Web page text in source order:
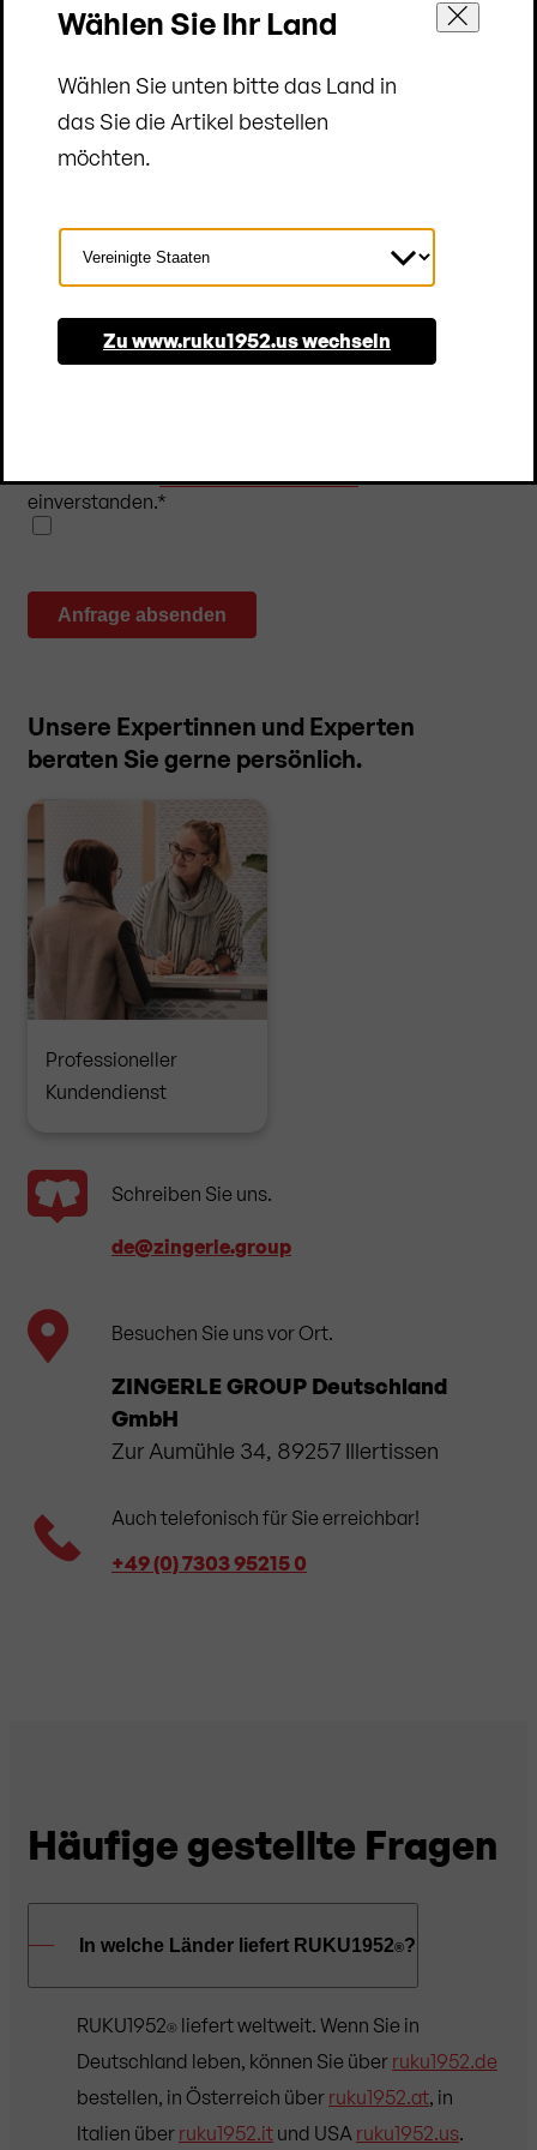
Unsere Expertinnen und Experten
beraten Sie gerne persönlich.
Professioneller
Kundendienst
Schreiben Sie uns.
de​@zingerle.group
Besuchen Sie uns vor Ort.
ZINGERLE GROUP Deutschland
GmbH
Zur Aumühle 34, 89257 Illertissen
Auch telefonisch für Sie erreichbar!
+49 (0) 7303 95215 0
Zum Newsletter anmelden
Abonnieren Sie unseren Newsletter und bleiben Sie
immer auf dem Laufenden. Erhalten Sie regelmäßig
Ich bin mit denDatenschutzrichtlinien
einverstanden.*
Anfrage absenden
Häufige gestellte Fragen
In welche Länder liefert RUKU1952®?
RUKU1952® liefert weltweit. Wenn Sie in
Deutschland leben, können Sie über ruku1952.de
bestellen, in Österreich über ruku1952.at, in
Italien über ruku1952.it und USA ruku1952.us.
Wählen Sie Ihr Land
Wählen Sie unten bitte das Land in
das Sie die Artikel bestellen
möchten.
Land
auswählen
Zu www.ruku1952.us wechseln